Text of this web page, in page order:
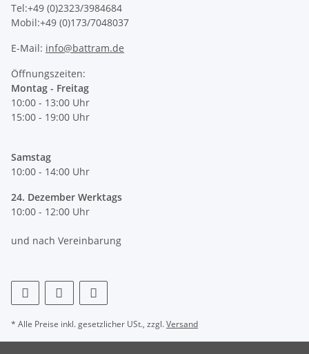
Tel:+49 (0)2323/3984684
Mobil:+49 (0)173/7048037
E-Mail: info@battram.de
Öffnungszeiten:
Montag - Freitag
10:00 - 13:00 Uhr
15:00 - 19:00 Uhr
Samstag
10:00 - 14:00 Uhr
24. Dezember Werktags
10:00 - 12:00 Uhr
und nach Vereinbarung
* Alle Preise inkl. gesetzlicher USt., zzgl.Versand